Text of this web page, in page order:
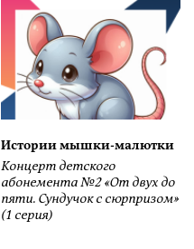
Истории мышки-малютки
Концерт детского
абонемента №2 «От двух до
пяти. Сундучок с сюрпризом»
(1 серия)